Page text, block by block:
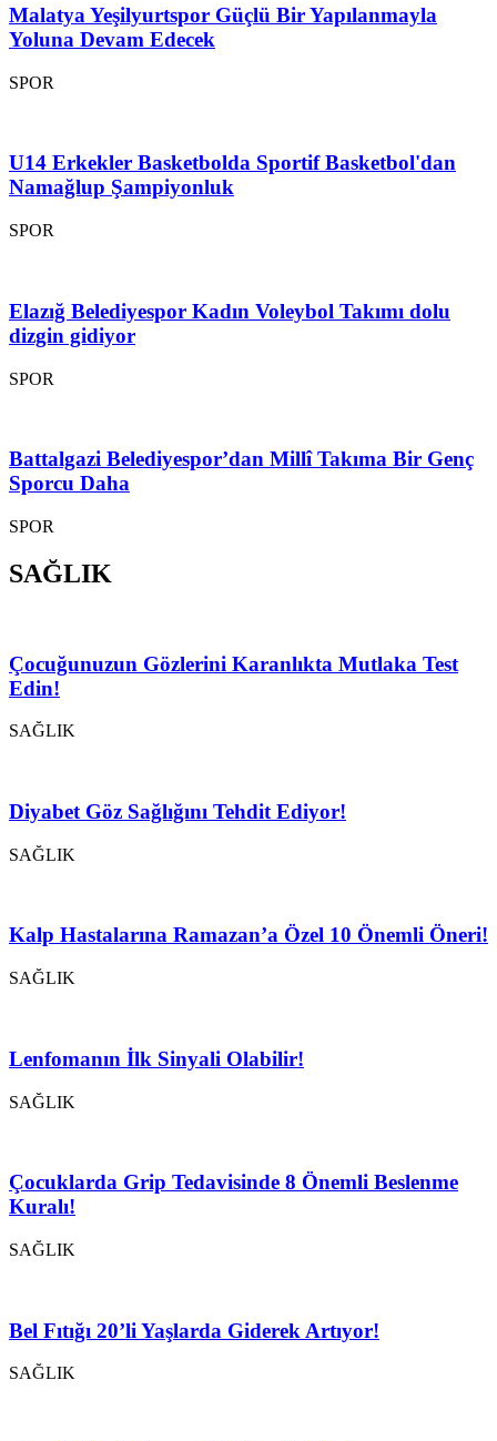
Malatya Yeşilyurtspor Güçlü Bir Yapılanmayla
Yoluna Devam Edecek
SPOR
U14 Erkekler Basketbolda Sportif Basketbol'dan
Namağlup Şampiyonluk
SPOR
Elazığ Belediyespor Kadın Voleybol Takımı dolu
dizgin gidiyor
SPOR
Battalgazi Belediyespor’dan Millî Takıma Bir Genç
Sporcu Daha
SPOR
SAĞLIK
Çocuğunuzun Gözlerini Karanlıkta Mutlaka Test
Edin!
SAĞLIK
Diyabet Göz Sağlığını Tehdit Ediyor!
SAĞLIK
Kalp Hastalarına Ramazan’a Özel 10 Önemli Öneri!
SAĞLIK
Lenfomanın İlk Sinyali Olabilir!
SAĞLIK
Çocuklarda Grip Tedavisinde 8 Önemli Beslenme
Kuralı!
SAĞLIK
Bel Fıtığı 20’li Yaşlarda Giderek Artıyor!
SAĞLIK